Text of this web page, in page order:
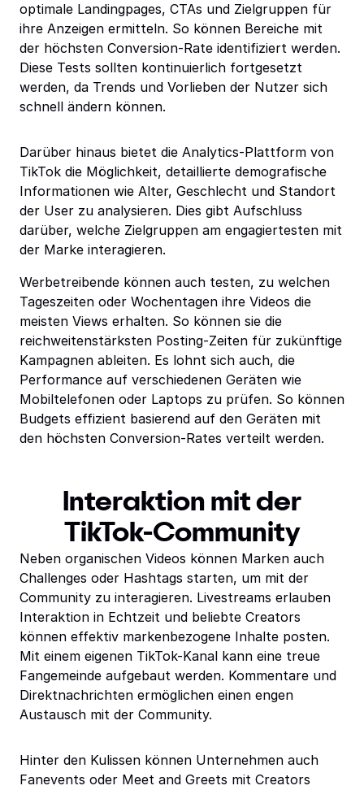
optimale Landingpages, CTAs und Zielgruppen für
ihre Anzeigen ermitteln. So können Bereiche mit
der höchsten Conversion-Rate identifiziert werden.
Diese Tests sollten kontinuierlich fortgesetzt
werden, da Trends und Vorlieben der Nutzer sich
schnell ändern können.
Darüber hinaus bietet die Analytics-Plattform von
TikTok die Möglichkeit, detaillierte demografische
Informationen wie Alter, Geschlecht und Standort
der User zu analysieren. Dies gibt Aufschluss
darüber, welche Zielgruppen am engagiertesten mit
der Marke interagieren.
Werbetreibende können auch testen, zu welchen
Tageszeiten oder Wochentagen ihre Videos die
meisten Views erhalten. So können sie die
reichweitenstärksten Posting-Zeiten für zukünftige
Kampagnen ableiten. Es lohnt sich auch, die
Performance auf verschiedenen Geräten wie
Mobiltelefonen oder Laptops zu prüfen. So können
Budgets effizient basierend auf den Geräten mit
den höchsten Conversion-Rates verteilt werden.
Interaktion mit der
TikTok-Community
Neben organischen Videos können Marken auch
Challenges oder Hashtags starten, um mit der
Community zu interagieren. Livestreams erlauben
Interaktion in Echtzeit und beliebte Creators
können effektiv markenbezogene Inhalte posten.
Mit einem eigenen TikTok-Kanal kann eine treue
Fangemeinde aufgebaut werden. Kommentare und
Direktnachrichten ermöglichen einen engen
Austausch mit der Community.
Hinter den Kulissen können Unternehmen auch
Fanevents oder Meet and Greets mit Creators